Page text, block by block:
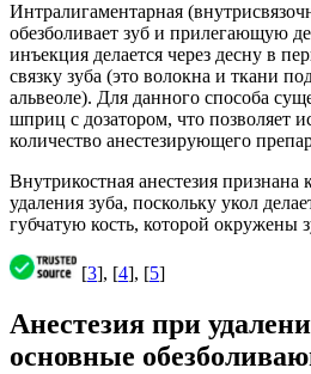
Интралигаментарная
обезболивает зуб и прилегающую
инъекция делается через десну в
связку зуба (это волокна и ткани
альвеоле). Для данного способа
шприц с дозатором, что позволяет
количество анестезирующего
Внутрикостная анестезия признана
удаления зуба, поскольку укол
губчатую кость, которой окружены
[3], [4], [5]
Анестезия при
основные